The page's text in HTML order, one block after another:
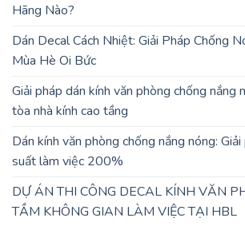
Hãng Nào?
Dán Decal Cách Nhiệt: Giải Pháp Chống
Mùa Hè Oi Bức
Giải pháp dán kính văn phòng chống nắng
tòa nhà kính cao tầng
Dán kính văn phòng chống nắng nóng:
suất làm việc 200%
DỰ ÁN THI CÔNG DECAL KÍNH VĂN
TẦM KHÔNG GIAN LÀM VIỆC TẠI HBL